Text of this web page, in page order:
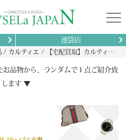
池袋店
カルティエ 【宅配買取】カルティエ トリニティリングの買取 栃木県 真岡市から
品物から、ランダムで１点ご紹介致
します ▼